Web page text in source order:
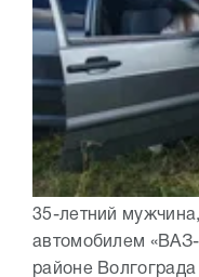
35-летний
автомобилем
районе